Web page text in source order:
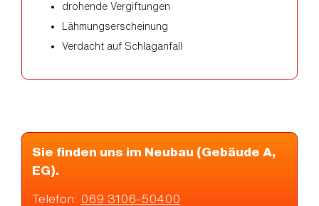
drohende Vergiftungen
Lähmungserscheinung
Verdacht auf Schlaganfall
Sie finden uns im Neubau (Gebäude A,
EG).
Telefon: 069 3106-50400